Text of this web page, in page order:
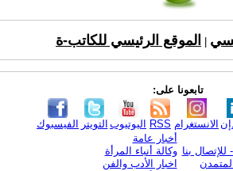
الموقع الرئيسي للكاتب-ة
تابعونا على:
الفيسبوك التويتر اليوتيوب RSS الانستغرام
بنا
أخبار عامة
وكالة أنباء المرأة
اخبار الأدب والفن